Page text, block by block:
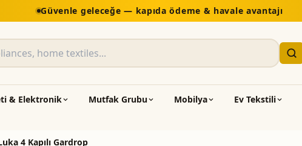
Güvenle geleceğe — kapıda ödeme & havale avantajı
& Elektronik Mutfak Grubu Mobilya Ev Tekstili
4 Kapılı Gardrop